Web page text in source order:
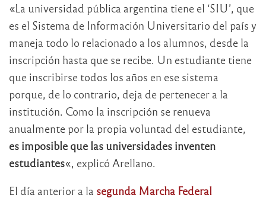
«La universidad pública argentina tiene el ‘SIU’, que
es el Sistema de Información Universitario del país y
maneja todo lo relacionado a los alumnos, desde la
inscripción hasta que se recibe. Un estudiante tiene
que inscribirse todos los años en ese sistema
porque, de lo contrario, deja de pertenecer a la
institución. Como la inscripción se renueva
anualmente por la propia voluntad del estudiante,
es imposible que las universidades inventen
estudiantes«, explicó Arellano.
El día anterior a la segunda Marcha Federal